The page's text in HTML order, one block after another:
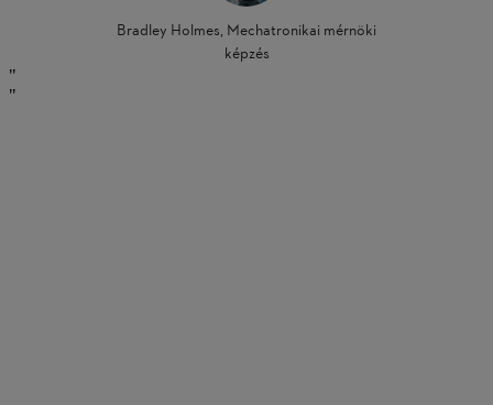
Bradley Holmes, Mechatronikai mérnöki
képzés